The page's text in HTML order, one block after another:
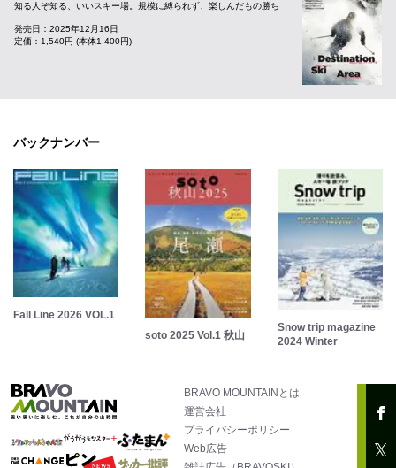
知る人ぞ知る、いいスキー場。規模に縛られず、楽しんだもの勝ち
発売日：2025年12月16日
定価：1,540円 (本体1,400円)
バックナンバー
Fall Line 2026 VOL.1
soto 2025 Vol.1 秋山
Snow trip magazine
2024 Winter
BRAVO MOUNTAINとは
運営会社
プライバシーポリシー
Web広告